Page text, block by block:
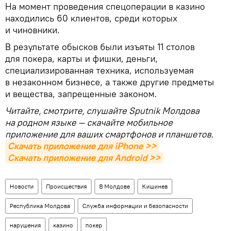
На момент проведения спецоперации в казино
находились 60 клиентов, среди которых
и чиновники.
В результате обысков были изъяты 11 столов
для покера, карты и фишки, деньги,
специализированная техника, используемая
в незаконном бизнесе, а также другие предметы
и вещества, запрещенные законом.
Читайте, смотрите, слушайте Sputnik Молдова
на родном языке — скачайте мобильное
приложение для ваших смартфонов и планшетов.
Скачать приложение для iPhone >>
Скачать приложение для Android >>
Новости Происшествия В Молдове Кишинев
Республика Молдова Служба информации и безопасности
нарушения казино покер